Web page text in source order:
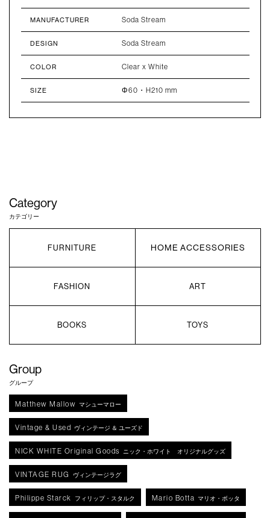
MANUFACTURER Soda Stream
DESIGN Soda Stream
COLOR Clear x White
SIZE Φ60・H210 mm
Category
カテゴリー
FURNITURE HOME ACCESSORIES
FASHION ART
BOOKS TOYS
Group
グループ
Matthew Mallow マシューマロー
Vintage & Used ヴィンテージ ＆ ユーズド
NICK WHITE Original Goods ニック・ホワイト オリジナルグッズ
VINTAGE RUG ヴィンテージラグ
Philippe Starck フィリップ・スタルク Mario Botta マリオ・ボッタ